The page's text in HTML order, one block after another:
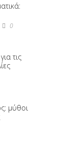
0
τις
μύθοι